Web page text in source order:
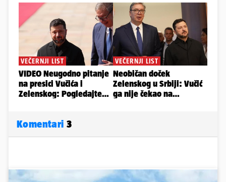
Komentari 3